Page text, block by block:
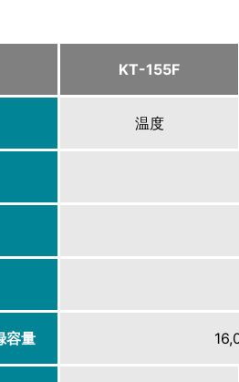
KT-155F
温度
容量